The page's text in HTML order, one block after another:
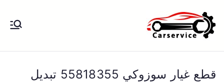
إلى
المحتوى
الكويت
بنشر متنقل الكويت كهرباء وبنشر تبديل
بارخص الاسعار
قطع غيار سوزوكي 55818355 تبديل